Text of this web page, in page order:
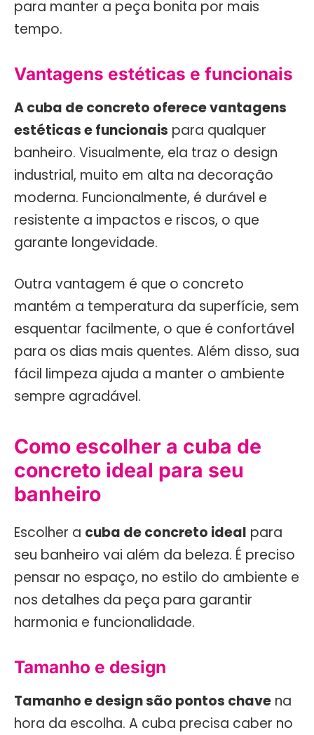
para manter a peça bonita por mais
tempo.
Vantagens estéticas e funcionais
A cuba de concreto oferece vantagens
estéticas e funcionais para qualquer
banheiro. Visualmente, ela traz o design
industrial, muito em alta na decoração
moderna. Funcionalmente, é durável e
resistente a impactos e riscos, o que
garante longevidade.
Outra vantagem é que o concreto
mantém a temperatura da superfície, sem
esquentar facilmente, o que é confortável
para os dias mais quentes. Além disso, sua
fácil limpeza ajuda a manter o ambiente
sempre agradável.
Como escolher a cuba de
concreto ideal para seu
banheiro
Escolher a cuba de concreto ideal para
seu banheiro vai além da beleza. É preciso
pensar no espaço, no estilo do ambiente e
nos detalhes da peça para garantir
harmonia e funcionalidade.
Tamanho e design
Tamanho e design são pontos chave na
hora da escolha. A cuba precisa caber no